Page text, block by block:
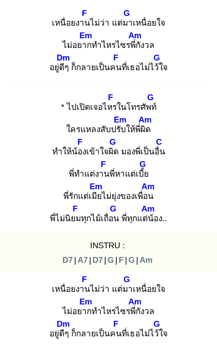
เหนื่อยงาน
F
ไม่ว่า แต่มา
G
เหนื่อยใจ
ไม่อยาก
Em
ทำไหรไซรพี่กั
Am
งวล
อยู่ดีๆ
Dm
ก็กลายเป็นคน
F
ที่เธอไม่ไว้ใ
G
จ
* ไปเปิดเจอไหร
F
ในโทรศัพท์
G
ใครแหลงสับปรับ
Em
ให้พี่ผิด
Am
ทำให้น้อง
F
เข้าใจผิด
G
มองพี่เป็นอื่น
C
พี่ทำแต่งาน
F
พี่หาแต่เบี้ย
G
พี่รักแต่เมีย
Em
ไม่ยุ่งของเพื่อน
Am
พี่ไม่นิยม
F
ทุกไม้เถื่อน
G
พี่ทุกแต่น้
Am
อง..
INSTRU :
D7 | A7 | D7 | G | F | G | Am
เหนื่อยงาน
F
ไม่ว่า แต่มา
G
เหนื่อยใจ
ไม่อยาก
Em
ทำไหรไซรพี่กั
Am
งวล
อยู่ดีๆ
Dm
ก็กลายเป็นคน
F
ที่เธอไม่ไว้ใ
G
จ